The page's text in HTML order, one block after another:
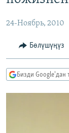
МАДАНИЯТ
ТВ
БҮГҮН АЗАТТЫКТА
ПОДКАСТ
Русский
24-Ноябрь, 2010
Бөлүшүңүз
Бизди Google'дан